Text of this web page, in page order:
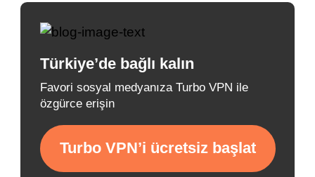
Türkiye’de bağlı kalın
Favori sosyal medyanıza Turbo VPN ile
özgürce erişin
Turbo VPN’i ücretsiz başlat